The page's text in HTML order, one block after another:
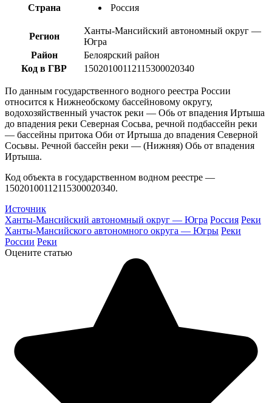
Страна Россия
Регион
Ханты-Мансийский автономный округ —
Югра
Район
Белоярский район
Код в ГВР
15020100112115300020340
По данным государственного водного реестра России
относится к Нижнеобскому бассейновому округу,
водохозяйственный участок реки — Обь от впадения Иртыша
до впадения реки Северная Сосьва, речной подбассейн реки
— бассейны притока Оби от Иртыша до впадения Северной
Сосьвы. Речной бассейн реки — (Нижняя) Обь от впадения
Иртыша.
Код объекта в государственном водном реестре —
15020100112115300020340.
Источник
Ханты-Мансийский автономный округ — Югра Россия Реки
Ханты-Мансийского автономного округа — Югры Реки
России Реки
Оцените статью